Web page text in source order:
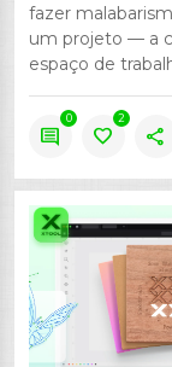
fazer
um projeto — a
espaço de
comment
0
favorite
2
share